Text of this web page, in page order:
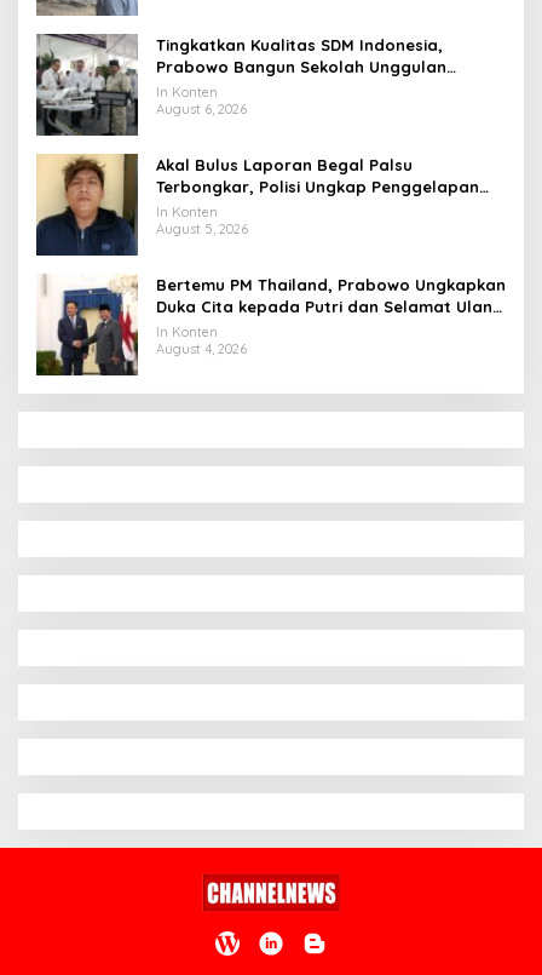
Tingkatkan Kualitas SDM Indonesia,
Prabowo Bangun Sekolah Unggulan
hingga Undang Universitas Terbaik Dunia
In Konten
August 6, 2026
Akal Bulus Laporan Begal Palsu
Terbongkar, Polisi Ungkap Penggelapan
Uang Perusahaan untuk Crypto
In Konten
August 5, 2026
Bertemu PM Thailand, Prabowo Ungkapkan
Duka Cita kepada Putri dan Selamat Ulang
Tahun ke Raja Thailand
In Konten
August 4, 2026